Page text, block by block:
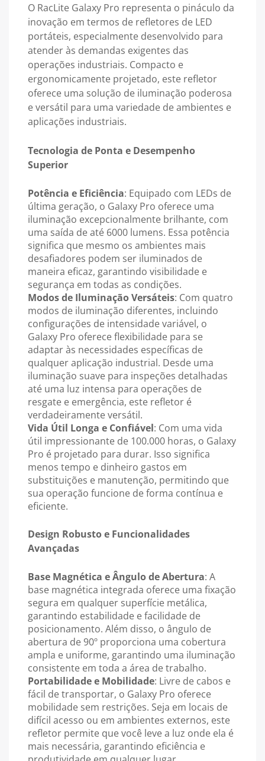
O RacLite Galaxy Pro representa o pináculo da
inovação em termos de refletores de LED
portáteis, especialmente desenvolvido para
atender às demandas exigentes das
operações industriais. Compacto e
ergonomicamente projetado, este refletor
oferece uma solução de iluminação poderosa
e versátil para uma variedade de ambientes e
aplicações industriais.
Tecnologia de Ponta e Desempenho
Superior
Potência e Eficiência: Equipado com LEDs de
última geração, o Galaxy Pro oferece uma
iluminação excepcionalmente brilhante, com
uma saída de até 6000 lumens. Essa potência
significa que mesmo os ambientes mais
desafiadores podem ser iluminados de
maneira eficaz, garantindo visibilidade e
segurança em todas as condições.
Modos de Iluminação Versáteis: Com quatro
modos de iluminação diferentes, incluindo
configurações de intensidade variável, o
Galaxy Pro oferece flexibilidade para se
adaptar às necessidades específicas de
qualquer aplicação industrial. Desde uma
iluminação suave para inspeções detalhadas
até uma luz intensa para operações de
resgate e emergência, este refletor é
verdadeiramente versátil.
Vida Útil Longa e Confiável: Com uma vida
útil impressionante de 100.000 horas, o Galaxy
Pro é projetado para durar. Isso significa
menos tempo e dinheiro gastos em
substituições e manutenção, permitindo que
sua operação funcione de forma contínua e
eficiente.
Design Robusto e Funcionalidades
Avançadas
Base Magnética e Ângulo de Abertura: A
base magnética integrada oferece uma fixação
segura em qualquer superfície metálica,
garantindo estabilidade e facilidade de
posicionamento. Além disso, o ângulo de
abertura de 90º proporciona uma cobertura
ampla e uniforme, garantindo uma iluminação
consistente em toda a área de trabalho.
Portabilidade e Mobilidade: Livre de cabos e
fácil de transportar, o Galaxy Pro oferece
mobilidade sem restrições. Seja em locais de
difícil acesso ou em ambientes externos, este
refletor permite que você leve a luz onde ela é
mais necessária, garantindo eficiência e